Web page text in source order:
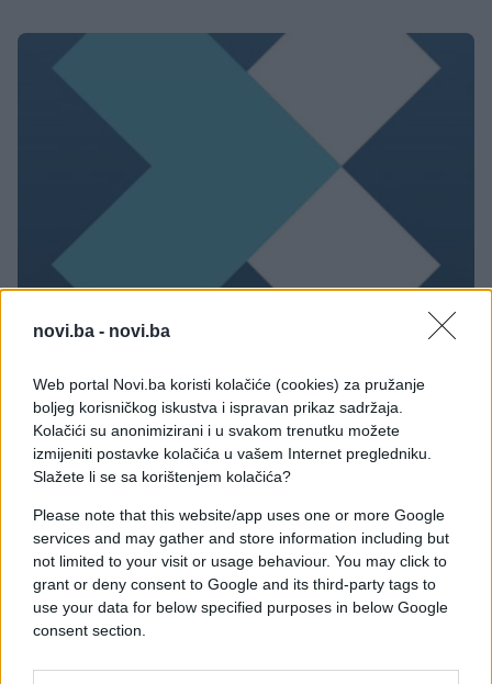
novi.ba - novi.ba
Web portal Novi.ba koristi kolačiće (cookies) za pružanje
boljeg korisničkog iskustva i ispravan prikaz sadržaja.
Kolačići su anonimizirani i u svakom trenutku možete
izmijeniti postavke kolačića u vašem Internet pregledniku.
Slažete li se sa korištenjem kolačića?
Please note that this website/app uses one or more Google
services and may gather and store information including but
not limited to your visit or usage behaviour. You may click to
grant or deny consent to Google and its third-party tags to
use your data for below specified purposes in below Google
consent section.
Udruženje BH novinari: Ovo je najbrutalniji atak na
slobodu izražavanja
Saznaj više